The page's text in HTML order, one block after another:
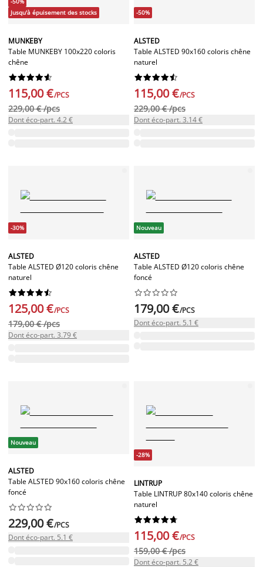
Jusqu'à épuisement des stocks
MUNKEBY
Table MUNKEBY 100x220 coloris
chêne






115,00 €/PCS
229,00 € /pcs
Dont éco-part. 4.2 €
-50%
ALSTED
Table ALSTED 90x160 coloris chêne
naturel






115,00 €/PCS
229,00 € /pcs
Dont éco-part. 3.14 €
-30%
ALSTED
Table ALSTED Ø120 coloris chêne
naturel






125,00 €/PCS
179,00 € /pcs
Dont éco-part. 3.79 €
Nouveau
ALSTED
Table ALSTED Ø120 coloris chêne
foncé






179,00 €/PCS
Dont éco-part. 5.1 €
Nouveau
ALSTED
Table ALSTED 90x160 coloris chêne
foncé






229,00 €/PCS
Dont éco-part. 5.1 €
-28%
LINTRUP
Table LINTRUP 80x140 coloris chêne
naturel






115,00 €/PCS
159,00 € /pcs
Dont éco-part. 5.2 €